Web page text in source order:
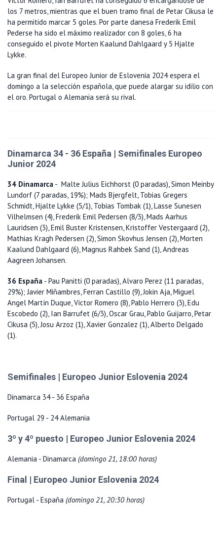
los 7 metros, mientras que el buen tramo final de Petar Cikusa le
ha permitido marcar 5 goles. Por parte danesa Frederik Emil
Pederse ha sido el máximo realizador con 8 goles, 6 ha
conseguido el pivote Morten Kaalund Dahlgaard y 5 Hjalte
Lykke.
La gran final del Europeo Junior de Eslovenia 2024 espera el
domingo a la selección española, que puede alargar su idilio con
el oro. Portugal o Alemania será su rival.
Dinamarca 34 - 36 España | Semifinales Europeo
Junior 2024
34 Dinamarca - Malte Julius Eichhorst (0 paradas), Simon Meinby
Lundorf (7 paradas, 19%); Mads Bjergfelt, Tobias Gregers
Schmidt, Hjalte Lykke (5/1), Tobias Tombak (1), Lasse Sunesen
Vilhelmsen (4), Frederik Emil Pedersen (8/3), Mads Aarhus
Lauridsen (3), Emil Buster Kristensen, Kristoffer Vestergaard (2),
Mathias Kragh Pedersen (2), Simon Skovhus Jensen (2), Morten
Kaalund Dahlgaard (6), Magnus Rahbek Sand (1), Andreas
Aagreen Johansen.
36 España - Pau Panitti (0 paradas), Alvaro Perez (11 paradas,
29%); Javier Miñambres, Ferran Castillo (9), Jokin Aja, Miguel
Angel Martín Duque, Victor Romero (8), Pablo Herrero (3), Edu
Escobedo (2), Ian Barrufet (6/3), Oscar Grau, Pablo Guijarro, Petar
Cikusa (5), Josu Arzoz (1), Xavier Gonzalez (1), Alberto Delgado
(1).
Semifinales | Europeo Junior Eslovenia 2024
Dinamarca 34 - 36 España
Portugal 29 - 24 Alemania
3º y 4º puesto | Europeo Junior Eslovenia 2024
Alemania - Dinamarca (domingo 21, 18:00 horas)
Final | Europeo Junior Eslovenia 2024
Portugal - España (domingo 21, 20:30 horas)